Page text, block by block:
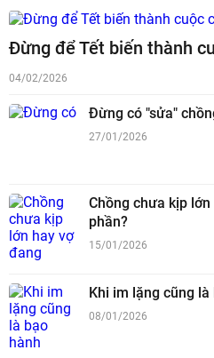
Đừng để Tết biến thành
04/02/2026
Đừng có "sửa"
27/01/2026
Chồng chưa kịp
phần?
15/01/2026
Khi im lặng cũng là
08/01/2026